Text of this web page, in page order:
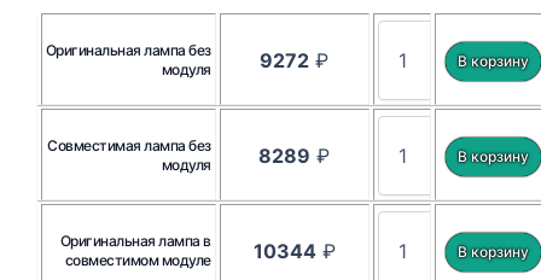
Оригинальная лампа без
модуля
9272 ₽
Совместимая лампа без
модуля
8289 ₽
Оригинальная лампа в
совместимом модуле
10344₽